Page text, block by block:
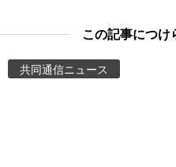
この記事につけ
共同通信ニュース